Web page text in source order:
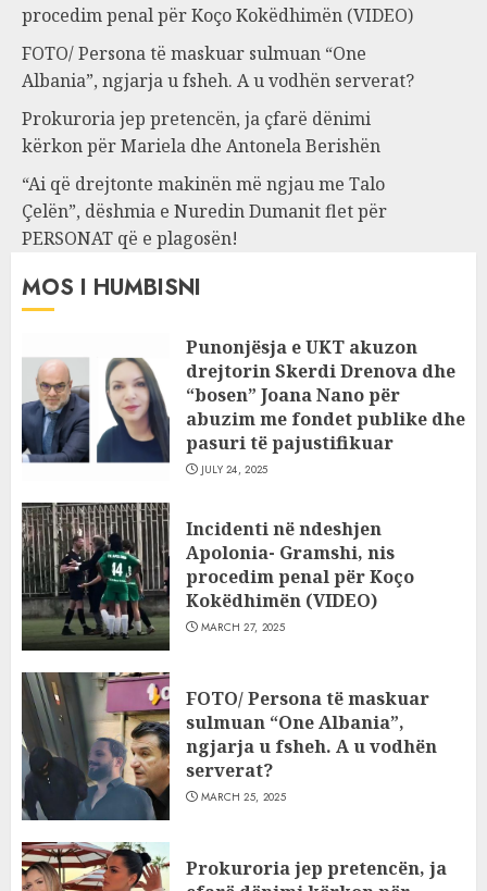
procedim penal për Koço Kokëdhimën (VIDEO)
FOTO/ Persona të maskuar sulmuan “One
Albania”, ngjarja u fsheh. A u vodhën serverat?
Prokuroria jep pretencën, ja çfarë dënimi
kërkon për Mariela dhe Antonela Berishën
“Ai që drejtonte makinën më ngjau me Talo
Çelën”, dëshmia e Nuredin Dumanit flet për
PERSONAT që e plagosën!
MOS I HUMBISNI
Punonjësja e UKT akuzon
drejtorin Skerdi Drenova dhe
“bosen” Joana Nano për
abuzim me fondet publike dhe
pasuri të pajustifikuar
JULY 24, 2025
Incidenti në ndeshjen
Apolonia- Gramshi, nis
procedim penal për Koço
Kokëdhimën (VIDEO)
MARCH 27, 2025
FOTO/ Persona të maskuar
sulmuan “One Albania”,
ngjarja u fsheh. A u vodhën
serverat?
MARCH 25, 2025
Prokuroria jep pretencën, ja